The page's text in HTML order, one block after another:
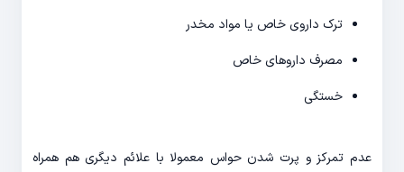
ترک داروی خاص یا مواد مخدر
مصرف داروهای خاص
خستگی
عدم تمرکز و پرت شدن حواس معمولا با علائم دیگری هم همراه